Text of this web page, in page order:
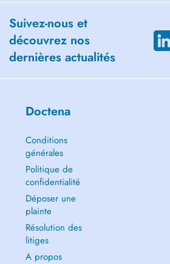
Suivez-nous et
découvrez nos
dernières actualités
Doctena
Conditions
générales
Politique de
confidentialité
Déposer une
plainte
Résolution des
litiges
A propos